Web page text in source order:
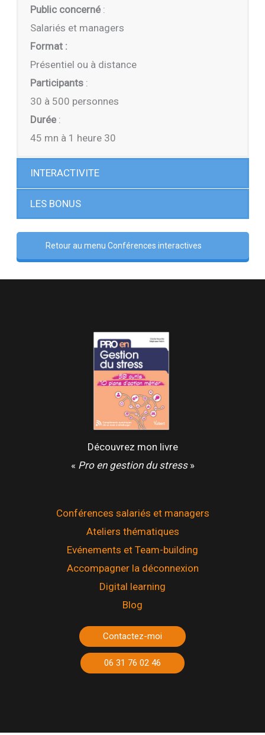
Public concerné:
Salariés et managers
Format :
Présentiel ou à distance
Participants:
30 à 500 personnes
Durée:
45 mn à 1 heure 30
INTERACTIVITE
LES BONUS
Retour au menu Conférences interactives
Découvrez mon livre
« Pro en gestion du stress»
Conférences salariés et managers
Ateliers thématiques
Evénements et Team-building
Accompagner la déconnexion
Digital learning
Blog
Contactez-moi
06 31 76 02 46